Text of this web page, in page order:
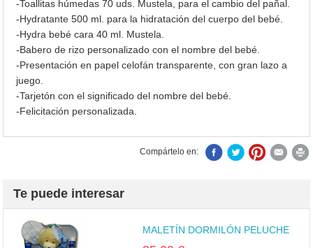
-Toallitas húmedas 70 uds. Mustela, para el cambio del pañal.
-Hydratante 500 ml. para la hidratación del cuerpo del bebé.
-Hydra bebé cara 40 ml. Mustela.
-Babero de rizo personalizado con el nombre del bebé.
-Presentación en papel celofán transparente, con gran lazo a
juego.
-Tarjetón con el significado del nombre del bebé.
-Felicitación personalizada.
Compártelo en:
Te puede interesar
MALETÍN DORMILÓN PELUCHE